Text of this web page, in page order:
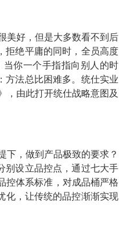
美好，但是大多数看不到后
拒绝平庸的同时，全员高度
你一个手指指向别人的时
方法总比困难多。统仕实业
，由此打开统仕战略意图及
下，做到产品极致的要求？
别设立品控点，通过七大手
控体系标准，对成品桶严格
化，让传统的品控渐渐实现